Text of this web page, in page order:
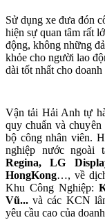
Sử dụng xe đưa đón
hiện sự quan tâm rất
động, không những
khỏe cho người lao
dài tốt nhẩt cho doanh
Vận tải Hải Anh tự
quy chuẩn và
bộ công nhân viên.
nghiệp nước ngoài
Regina, LG
HongKong…, về
Khu Công Nghiệp:
Vũ... và các KCN
yêu cầu cao của